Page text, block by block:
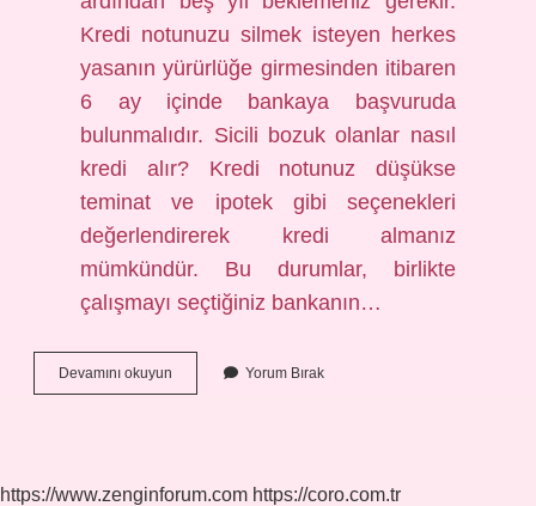
Kredi notunuzu silmek isteyen herkes
yasanın yürürlüğe girmesinden itibaren
6 ay içinde bankaya başvuruda
bulunmalıdır. Sicili bozuk olanlar nasıl
kredi alır? Kredi notunuz düşükse
teminat ve ipotek gibi seçenekleri
değerlendirerek kredi almanız
mümkündür. Bu durumlar, birlikte
çalışmayı seçtiğiniz bankanın…
Devamını okuyun
Listede
Yorum Bırak
https://www.zenginforum.com https://coro.com.tr